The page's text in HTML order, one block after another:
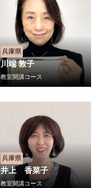
兵庫県
川端 敦子
教室開講コース
兵庫県
井上 香菜子
教室開講コース